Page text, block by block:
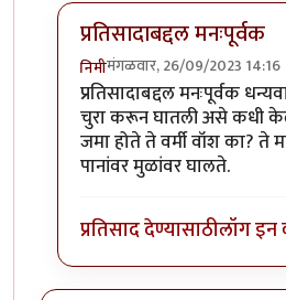
प्रतिसादाबद्दल मनःपूर्वक
निमीमंगळवार, 26/09/2023 14:16
In reply toछान लेख,
प्रतिसादाबद्दल मनःपूर्वक
चुरा करून घातली असे कधी केले
जमा होते ते वर्मी वॉश का? ते
पानांवर मुळांवर घालते.
प्रतिसाद देण्यासाठीलॉग इन